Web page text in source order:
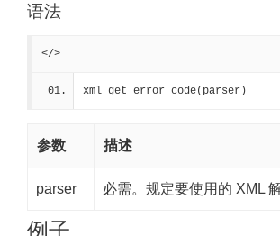
语法
</>
xml_get_error_code(parser)
参数 描述
parser 必需。规定要使用的 XML
例子